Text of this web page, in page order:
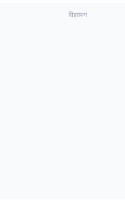
विज्ञापन